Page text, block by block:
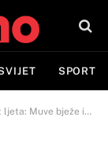
SPORT
iz kuće zbog jedne kesice